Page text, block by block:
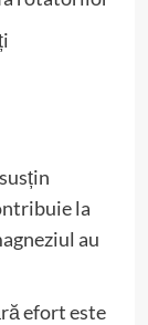
la
au
efort este